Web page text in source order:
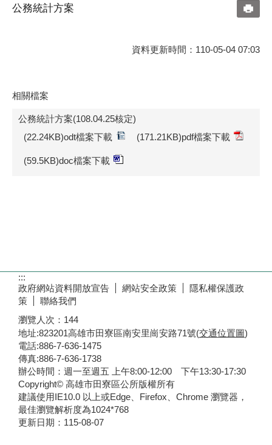
公務統計方案
資料更新時間：110-05-04 07:03
相關檔案
公務統計方案(108.04.25核定)
(22.24KB)odt檔案下載
(171.21KB)pdf檔案下載
(59.5KB)doc檔案下載
:::
政府網站資料開放宣告
網站安全政策
隱私權保護政
策
聯絡我們
瀏覽人次： 144
地址:823201高雄市田寮區南安里崗安路71號(交通位置圖)
電話:886-7-636-1475
傳真:886-7-636-1738
辦公時間：週一至週五 上午8:00-12:00 下午13:30-17:30
Copyright© 高雄市田寮區公所版權所有
建議使用IE10.0 以上或Edge、Firefox、Chrome 瀏覽器，
最佳瀏覽解析度為1024*768
更新日期： 115-08-07